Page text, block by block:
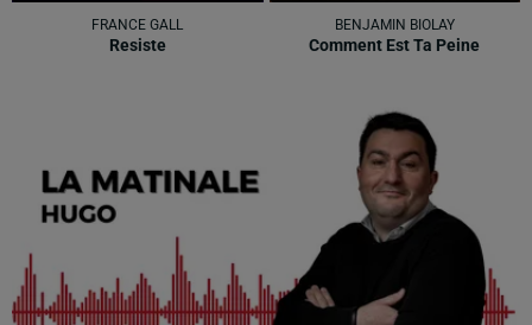
FRANCE GALL
Resiste
BENJAMIN BIOLAY
Comment Est Ta Peine